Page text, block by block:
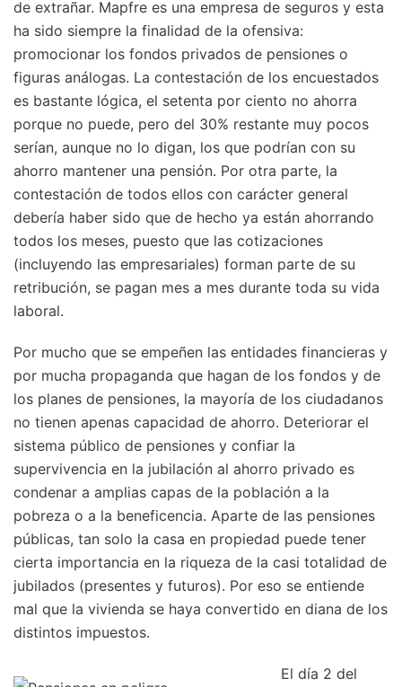
de extrañar. Mapfre es una empresa de seguros y esta
ha sido siempre la finalidad de la ofensiva:
promocionar los fondos privados de pensiones o
figuras análogas. La contestación de los encuestados
es bastante lógica, el setenta por ciento no ahorra
porque no puede, pero del 30% restante muy pocos
serían, aunque no lo digan, los que podrían con su
ahorro mantener una pensión. Por otra parte, la
contestación de todos ellos con carácter general
debería haber sido que de hecho ya están ahorrando
todos los meses, puesto que las cotizaciones
(incluyendo las empresariales) forman parte de su
retribución, se pagan mes a mes durante toda su vida
laboral.
Por mucho que se empeñen las entidades financieras y
por mucha propaganda que hagan de los fondos y de
los planes de pensiones, la mayoría de los ciudadanos
no tienen apenas capacidad de ahorro. Deteriorar el
sistema público de pensiones y confiar la
supervivencia en la jubilación al ahorro privado es
condenar a amplias capas de la población a la
pobreza o a la beneficencia. Aparte de las pensiones
públicas, tan solo la casa en propiedad puede tener
cierta importancia en la riqueza de la casi totalidad de
jubilados (presentes y futuros). Por eso se entiende
mal que la vivienda se haya convertido en diana de los
distintos impuestos.
El día 2 del